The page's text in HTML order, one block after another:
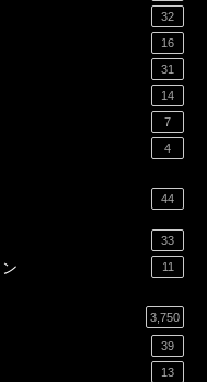
32
16
31
14
7
4
44
33
11
3,750
39
13